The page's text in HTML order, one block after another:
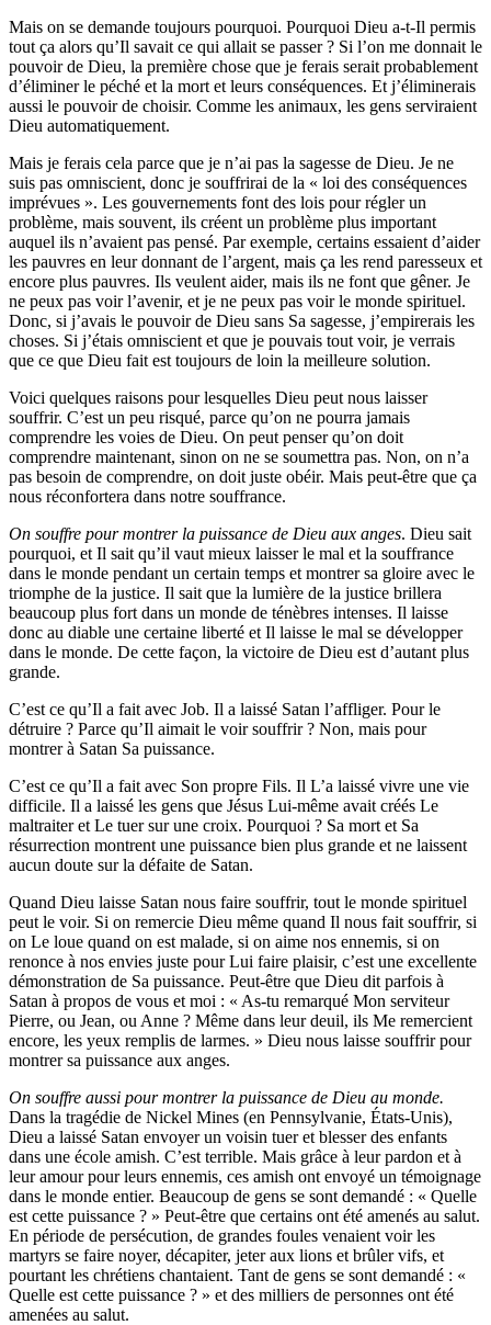
Mais on se demande toujours pourquoi. Pourquoi Dieu a-t-Il permis
tout ça alors qu’Il savait ce qui allait se passer ? Si l’on me donnait le
pouvoir de Dieu, la première chose que je ferais serait probablement
d’éliminer le péché et la mort et leurs conséquences. Et j’éliminerais
aussi le pouvoir de choisir. Comme les animaux, les gens serviraient
Dieu automatiquement.
Mais je ferais cela parce que je n’ai pas la sagesse de Dieu. Je ne
suis pas omniscient, donc je souffrirai de la « loi des conséquences
imprévues ». Les gouvernements font des lois pour régler un
problème, mais souvent, ils créent un problème plus important
auquel ils n’avaient pas pensé. Par exemple, certains essaient d’aider
les pauvres en leur donnant de l’argent, mais ça les rend paresseux et
encore plus pauvres. Ils veulent aider, mais ils ne font que gêner. Je
ne peux pas voir l’avenir, et je ne peux pas voir le monde spirituel.
Donc, si j’avais le pouvoir de Dieu sans Sa sagesse, j’empirerais les
choses. Si j’étais omniscient et que je pouvais tout voir, je verrais
que ce que Dieu fait est toujours de loin la meilleure solution.
Voici quelques raisons pour lesquelles Dieu peut nous laisser
souffrir. C’est un peu risqué, parce qu’on ne pourra jamais
comprendre les voies de Dieu. On peut penser qu’on doit
comprendre maintenant, sinon on ne se soumettra pas. Non, on n’a
pas besoin de comprendre, on doit juste obéir. Mais peut-être que ça
nous réconfortera dans notre souffrance.
On souffre pour montrer la puissance de Dieu aux anges. Dieu sait
pourquoi, et Il sait qu’il vaut mieux laisser le mal et la souffrance
dans le monde pendant un certain temps et montrer sa gloire avec le
triomphe de la justice. Il sait que la lumière de la justice brillera
beaucoup plus fort dans un monde de ténèbres intenses. Il laisse
donc au diable une certaine liberté et Il laisse le mal se développer
dans le monde. De cette façon, la victoire de Dieu est d’autant plus
grande.
C’est ce qu’Il a fait avec Job. Il a laissé Satan l’affliger. Pour le
détruire ? Parce qu’Il aimait le voir souffrir ? Non, mais pour
montrer à Satan Sa puissance.
C’est ce qu’Il a fait avec Son propre Fils. Il L’a laissé vivre une vie
difficile. Il a laissé les gens que Jésus Lui-même avait créés Le
maltraiter et Le tuer sur une croix. Pourquoi ? Sa mort et Sa
résurrection montrent une puissance bien plus grande et ne laissent
aucun doute sur la défaite de Satan.
Quand Dieu laisse Satan nous faire souffrir, tout le monde spirituel
peut le voir. Si on remercie Dieu même quand Il nous fait souffrir, si
on Le loue quand on est malade, si on aime nos ennemis, si on
renonce à nos envies juste pour Lui faire plaisir, c’est une excellente
démonstration de Sa puissance. Peut-être que Dieu dit parfois à
Satan à propos de vous et moi : « As-tu remarqué Mon serviteur
Pierre, ou Jean, ou Anne ? Même dans leur deuil, ils Me remercient
encore, les yeux remplis de larmes. » Dieu nous laisse souffrir pour
montrer sa puissance aux anges.
On souffre aussi pour montrer la puissance de Dieu au monde.
Dans la tragédie de Nickel Mines (en Pennsylvanie, États-Unis),
Dieu a laissé Satan envoyer un voisin tuer et blesser des enfants
dans une école amish. C’est terrible. Mais grâce à leur pardon et à
leur amour pour leurs ennemis, ces amish ont envoyé un témoignage
dans le monde entier. Beaucoup de gens se sont demandé : « Quelle
est cette puissance ? » Peut-être que certains ont été amenés au salut.
En période de persécution, de grandes foules venaient voir les
martyrs se faire noyer, décapiter, jeter aux lions et brûler vifs, et
pourtant les chrétiens chantaient. Tant de gens se sont demandé : «
Quelle est cette puissance ? » et des milliers de personnes ont été
amenées au salut.